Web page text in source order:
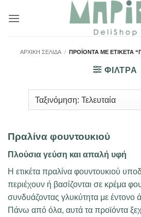
στο
ΑΡΧΙΚΉ ΣΕΛΊΔΑ / ΠΡΟΪΌΝΤΑ ΜΕ ΕΤΙΚΈΤΑ
ΦΙΛΤΡΑ
Πραλίνα φουντουκιού
Πλούσια γεύση και απαλή υφή
Η ετικέτα πραλίνα φουντουκιού
περιέχουν ή βασίζονται σε κρέμα
συνδυάζοντας γλυκύτητα με
Πάνω από όλα, αυτά τα προϊόντα